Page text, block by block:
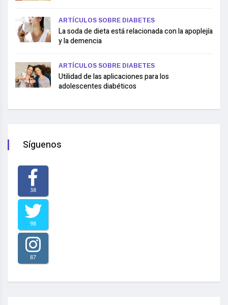
ARTÍCULOS SOBRE DIABETES
La soda de dieta está relacionada con la apoplejía
y la demencia
ARTÍCULOS SOBRE DIABETES
Utilidad de las aplicaciones para los
adolescentes diabéticos
Síguenos
38
98
87